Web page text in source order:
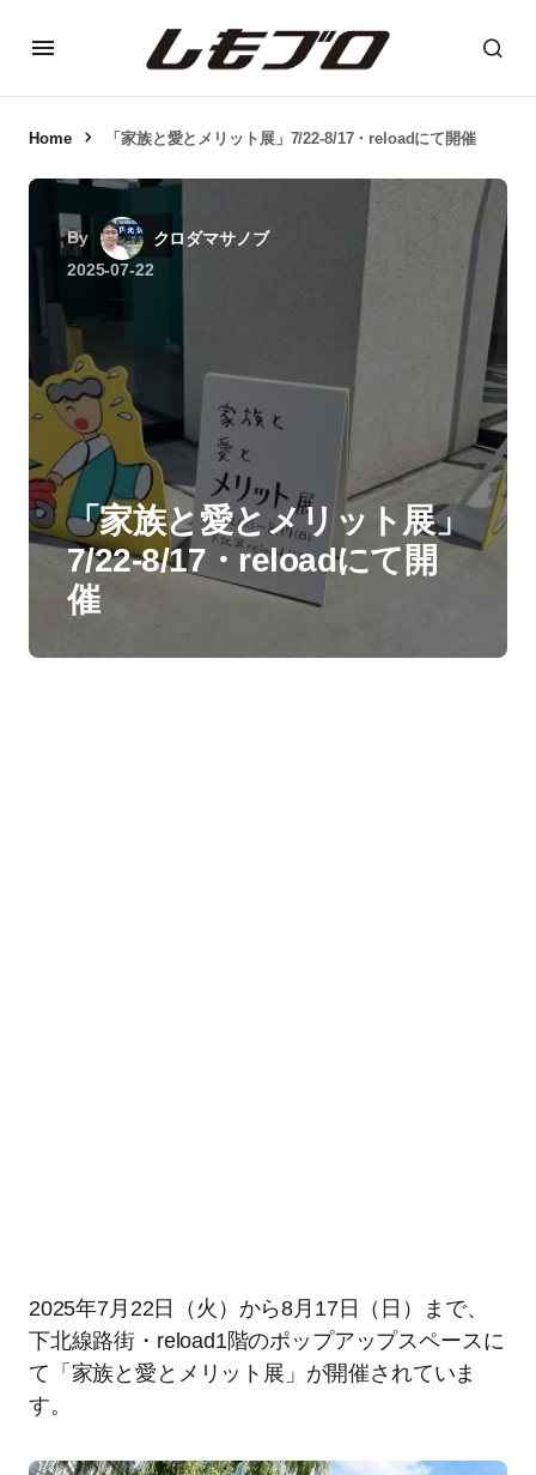
Home 「家族と愛とメリット展」7/22-8/17・reloadにて開催
By
クロダマサノブ
2025-07-22
「家族と愛とメリット展」
7/22-8/17・reloadにて開
催
2025年7月22日（火）から8月17日（日）まで、
下北線路街・reload1階のポップアップスペースに
て「家族と愛とメリット展」が開催されていま
す。